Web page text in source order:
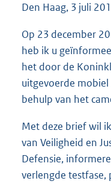
Den Haag, 3 juli
Op 23 december
heb ik u
het door de
uitgevoerde
behulp van het
Met deze brief wil
van Veiligheid en
Defensie,
verlengde testfase,